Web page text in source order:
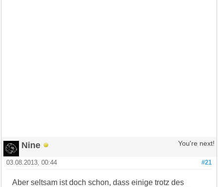
Nine You're next!
#21
03.08.2013, 00:44
Aber seltsam ist doch schon, dass einige trotz des